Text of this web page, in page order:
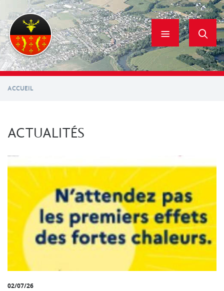
contenu
principal
ACCUEIL
ACTUALITÉS
02/07/26